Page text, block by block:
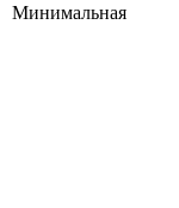
Минимальная